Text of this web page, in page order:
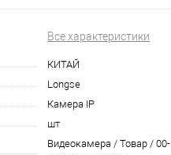
Все характеристики
КИТАЙ
Longse
Камера IP
шт
Видеокамера / Товар / 00-